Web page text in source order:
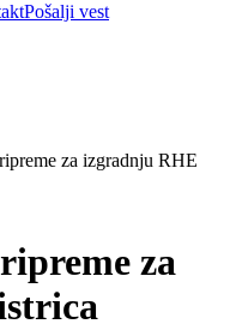
Pošalji vest
za izgradnju RHE
za